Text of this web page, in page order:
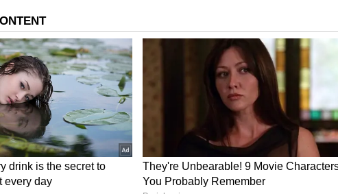
அவரை தீவிர சிகிச்சை பிரிவில் அனுமதித்து
வருகிறது என்று தெரிவிக்கப்பட்டுள்ளது.